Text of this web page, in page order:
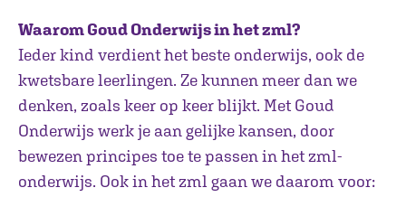
Waarom Goud Onderwijs in het zml?
Ieder kind verdient het beste onderwijs, ook de
kwetsbare leerlingen. Ze kunnen meer dan we
denken, zoals keer op keer blijkt. Met Goud
Onderwijs werk je aan gelijke kansen, door
bewezen principes toe te passen in het zml-
onderwijs. Ook in het zml gaan we daarom voor: